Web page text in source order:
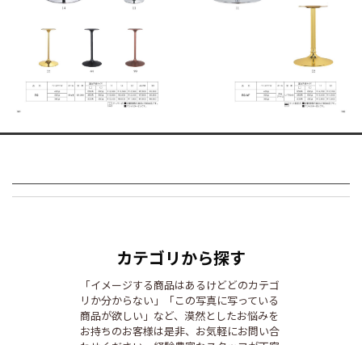
カテゴリから探す
「イメージする商品はあるけどどのカテゴ
リか分からない」「この写真に写っている
商品が欲しい」など、漠然としたお悩みを
お持ちのお客様は是非、お気軽にお問い合